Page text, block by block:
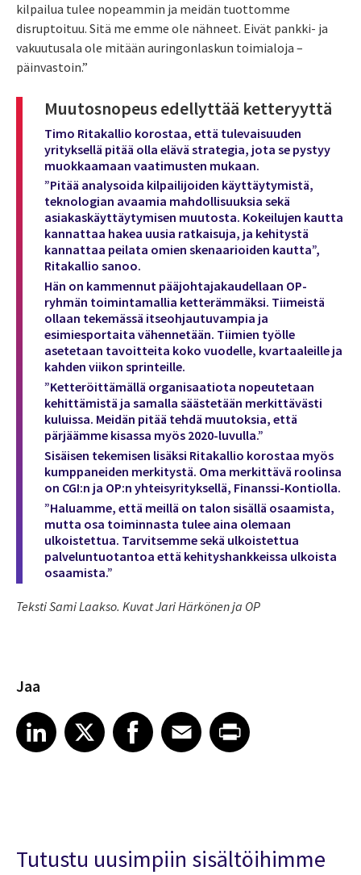
kilpailua tulee nopeammin ja meidän tuottomme
disruptoituu. Sitä me emme ole nähneet. Eivät pankki- ja
vakuutusala ole mitään auringonlaskun toimialoja –
päinvastoin.”
Muutosnopeus edellyttää ketteryyttä
Timo Ritakallio korostaa, että tulevaisuuden
yrityksellä pitää olla elävä strategia, jota se pystyy
muokkaamaan vaatimusten mukaan.
”Pitää analysoida kilpailijoiden käyttäytymistä,
teknologian ­avaamia mahdollisuuksia sekä
asiakaskäyttäytymisen muutosta. Kokeilujen kautta
kannattaa hakea uusia ratkaisuja, ja kehitystä
kannattaa peilata omien skenaarioiden kautta”,
Ritakallio sanoo.
Hän on kammennut pääjohtajakaudellaan OP-
ryhmän toimintamallia ketterämmäksi. Tiimeistä
ollaan tekemässä itseohjautuvampia ja
esimiesportaita vähennetään. Tiimien työlle
asetetaan tavoitteita koko vuodelle, kvartaaleille ja
kahden viikon sprinteille.
”Ketteröittämällä organisaatiota nopeutetaan
kehittämistä ja samalla säästetään merkittävästi
kuluissa. Meidän pitää tehdä muutoksia, että
pärjäämme kisassa myös 2020-luvulla.”
Sisäisen tekemisen lisäksi Ritakallio korostaa myös
kumppaneiden merkitystä. Oma merkittävä roolinsa
on CGI:n ja OP:n yhteisyrityksellä, Finanssi-Kontiolla.
”Haluamme, että meillä on talon sisällä osaamista,
mutta osa toiminnasta tulee aina olemaan
ulkoistettua. Tarvitsemme sekä ulkoistettua
palveluntuotantoa että kehityshankkeissa ulkoista
osaamista.”
Teksti Sami Laakso. Kuvat Jari Härkönen ja OP
Jaa
Share article on LinkedIn
LinkedIn
Share article on XShare article on Facebook
Facebook
Share article on Email
EmailShare article on Print
Tutustu uusimpiin sisältöihimme